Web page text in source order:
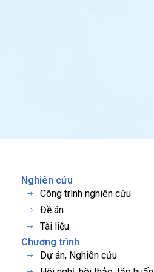
Nghiên cứu
Công trình nghiên cứu
Đề án
Tài liệu
Chương trình
Dự án, Nghiên cứu